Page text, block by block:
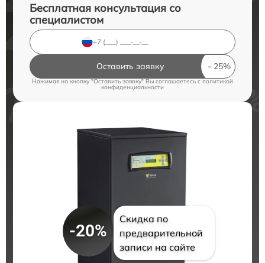
Бесплатная консультация со
специалистом
Оставить заявку
Нажимая на кнопку "Оставить заявку" Вы соглашаетесь cполитикой
конфиденциальности
-20%
Скидка по
предварительной
записи на сайте